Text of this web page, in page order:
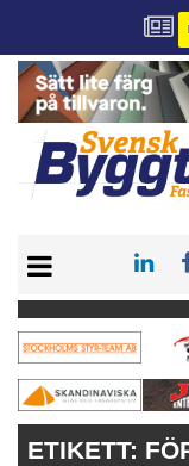
PRENUMERERA
VÅRA ANDRA
ANNONSERA
KONTAKT
ETIKETT: